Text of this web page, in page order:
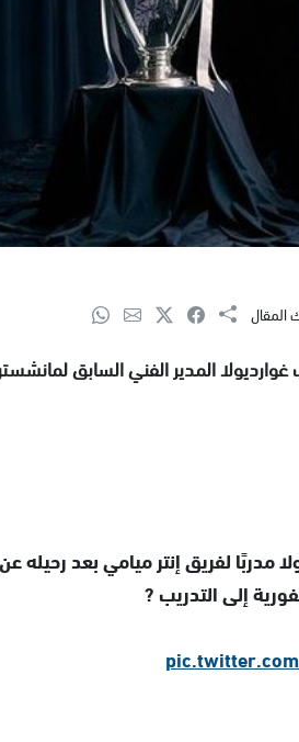
المقال
المدير الفني السابق لمانشستر
مدربًا لفريق إنتر ميامي بعد رحيله عن
إلى التدريب ?